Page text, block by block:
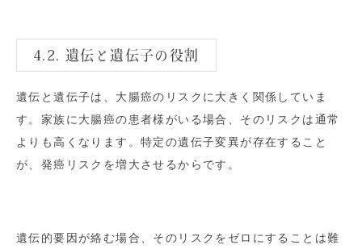
4.2. 遺伝と遺伝子の役割
遺伝と遺伝子は、大腸癌のリスクに大きく関係していま
す。家族に大腸癌の患者様がいる場合、そのリスクは通常
よりも高くなります。特定の遺伝子変異が存在すること
が、発癌リスクを増大させるからです。
遺伝的要因が絡む場合、そのリスクをゼロにすることは難